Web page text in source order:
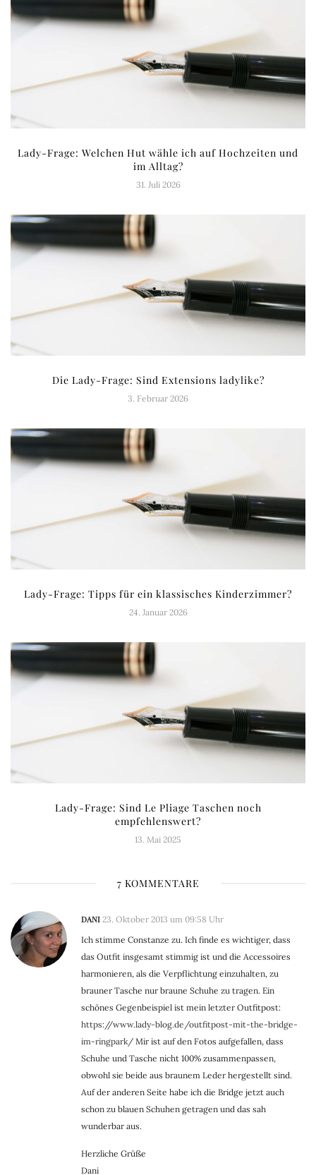
Lady-Frage: Welchen Hut wähle ich auf Hochzeiten und
im Alltag?
31. Juli 2026
Die Lady-Frage: Sind Extensions ladylike?
3. Februar 2026
Lady-Frage: Tipps für ein klassisches Kinderzimmer?
24. Januar 2026
Lady-Frage: Sind Le Pliage Taschen noch
empfehlenswert?
13. Mai 2025
7 KOMMENTARE
DANI 23. Oktober 2013 um 09:58 Uhr
Ich stimme Constanze zu. Ich finde es wichtiger, dass
das Outfit insgesamt stimmig ist und die Accessoires
harmonieren, als die Verpflichtung einzuhalten, zu
brauner Tasche nur braune Schuhe zu tragen. Ein
schönes Gegenbeispiel ist mein letzter Outfitpost:
https://www.lady-blog.de/outfitpost-mit-the-bridge-
im-ringpark/ Mir ist auf den Fotos aufgefallen, dass
Schuhe und Tasche nicht 100% zusammenpassen,
obwohl sie beide aus braunem Leder hergestellt sind.
Auf der anderen Seite habe ich die Bridge jetzt auch
schon zu blauen Schuhen getragen und das sah
wunderbar aus.
Herzliche Grüße
Dani